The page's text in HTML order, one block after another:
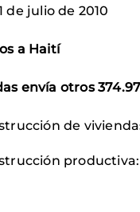
de julio de 2010
a Haití
envía otros
de